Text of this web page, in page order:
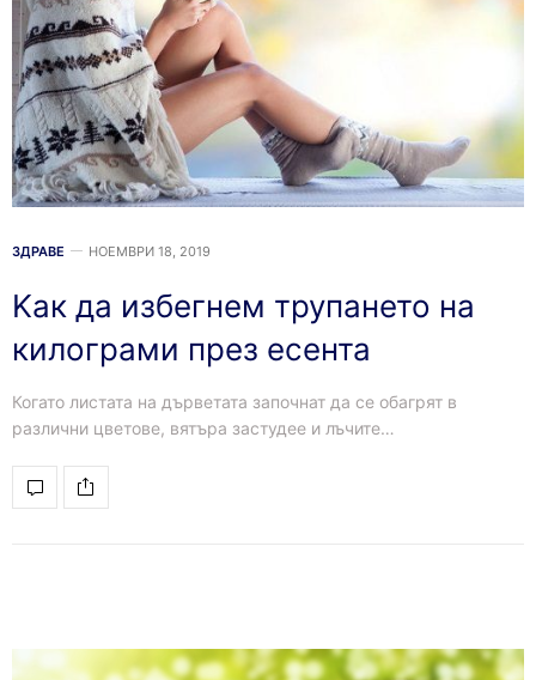
ЗДРАВЕ НОЕМВРИ 18, 2019
Kак да избегнем трупането на
килограми през есента
Когато листата на дърветата започнат да се обагрят в
различни цветове, вятъра застудее и лъчите…